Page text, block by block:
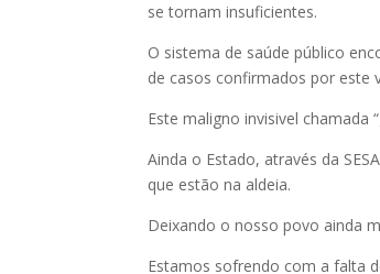
se tornam insuficientes.
O sistema de saúde público
de casos confirmados por este
Este maligno invisivel chamada
Ainda o Estado, através da
que estão na aldeia.
Deixando o nosso povo ainda
Estamos sofrendo com a falta